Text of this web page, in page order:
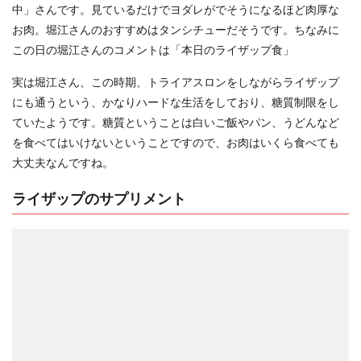
中」さんです。見ているだけでヨダレがでそうになるほど肉厚な
お肉。堀江さんのおすすめはタンシチューだそうです。ちなみに
この日の堀江さんのコメントは「本日のライザップ食」
実は堀江さん、この時期、トライアスロンをしながらライザップ
にも通うという、かなりハードな生活をしており、糖質制限をし
ていたようです。糖質ということは白いご飯やパン、うどんなど
を食べてはいけないということですので、お肉はいくら食べても
大丈夫なんですね。
ライザップのサプリメント